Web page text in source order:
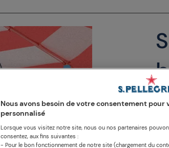
Nous avons besoin de votre consentement
personnalisé
Lorsque vous visitez notre site, nous ou nos partenaires
consentez, aux fins suivantes :
- Pour le bon fonctionnement de notre site (chargement du